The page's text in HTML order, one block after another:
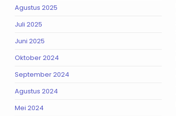
Agustus 2025
Juli 2025
Juni 2025
Oktober 2024
September 2024
Agustus 2024
Mei 2024